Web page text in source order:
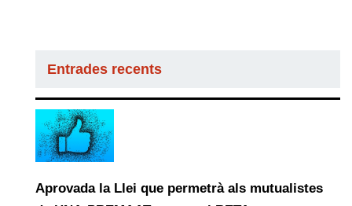
Entrades recents
Aprovada la Llei que permetrà als mutualistes